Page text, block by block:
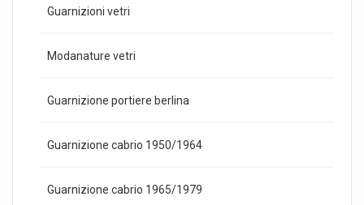
Guarnizioni vetri
Modanature vetri
Guarnizione portiere berlina
Guarnizione cabrio 1950/1964
Guarnizione cabrio 1965/1979